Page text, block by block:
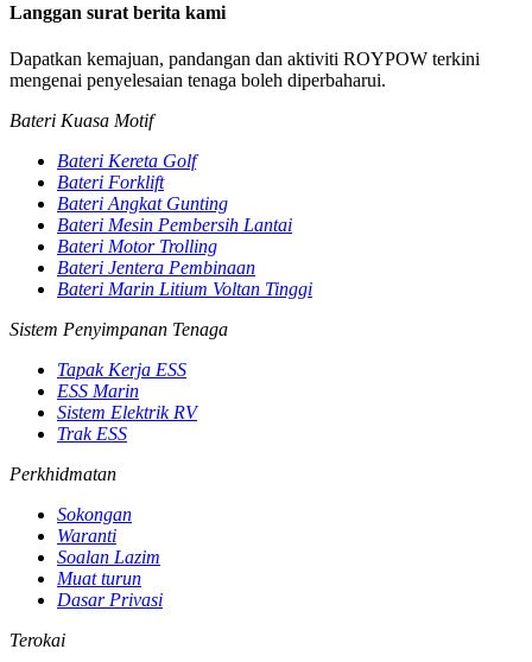
Langgan surat berita kami
Dapatkan kemajuan, pandangan dan aktiviti ROYPOW terkini
mengenai penyelesaian tenaga boleh diperbaharui.
Bateri Kuasa Motif
Bateri Kereta Golf
Bateri Forklift
Bateri Angkat Gunting
Bateri Mesin Pembersih Lantai
Bateri Motor Trolling
Bateri Jentera Pembinaan
Bateri Marin Litium Voltan Tinggi
Sistem Penyimpanan Tenaga
Tapak Kerja ESS
ESS Marin
Sistem Elektrik RV
Trak ESS
Perkhidmatan
Sokongan
Waranti
Soalan Lazim
Muat turun
Dasar Privasi
Terokai